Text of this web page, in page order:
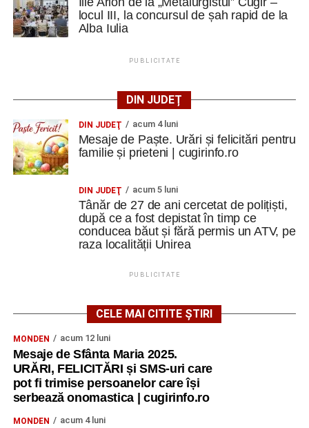
locul III, la concursul de șah rapid de la
Alba Iulia
PUBLICITATE
DIN JUDEȚ
DIN JUDEŢ acum 4 luni
Mesaje de Paște. Urări și felicitări pentru
familie și prieteni | cugirinfo.ro
DIN JUDEŢ acum 5 luni
Tânăr de 27 de ani cercetat de polițiști,
după ce a fost depistat în timp ce
conducea băut și fără permis un ATV, pe
raza localității Unirea
PUBLICITATE
CELE MAI CITITE ȘTIRI
MONDEN acum 12 luni
Mesaje de Sfânta Maria 2025.
URĂRI, FELICITĂRI și SMS-uri care
pot fi trimise persoanelor care își
serbează onomastica | cugirinfo.ro
MONDEN acum 4 luni